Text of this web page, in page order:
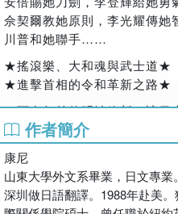
佘契爾教她原則，李光耀傳她
川普和她聯手……
★搖滾樂、大和魂與武士道★
★進擊首相的令和革新之路★
一百多年前的明治維新，讓
業強國。但二戰後的體制與長
入官僚僵化、產業動能減弱
治、經濟、軍事競爭越來越激
的方向。
作者簡介
康尼
山東大學外文系畢業，日文專
深圳做日語翻譯。1988年赴美